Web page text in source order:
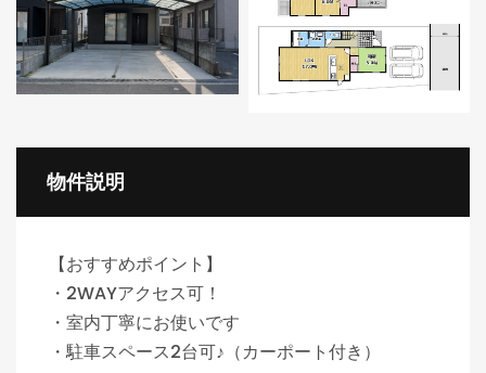
物件説明
【おすすめポイント】
・2WAYアクセス可！
・室内丁寧にお使いです
・駐車スペース2台可♪（カーポート付き）